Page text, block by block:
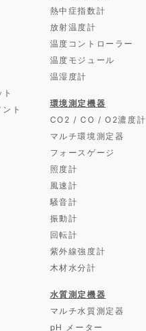
ト
熱中症指数計
放射温度計
温度コントローラー
温度モジュール
温湿度計
環境測定機器
CO2 / CO / O2濃度計
マルチ環境測定器
フォースゲージ
照度計
風速計
騒音計
振動計
回転計
紫外線強度計
木材水分計
水質測定機器
マルチ水質測定器
pH メーター